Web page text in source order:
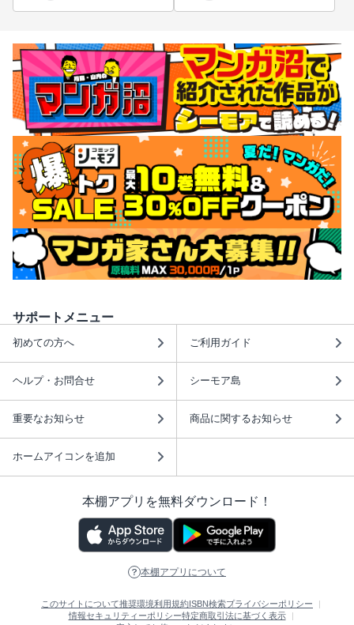
サポートメニュー
初めての方へ ご利用ガイド
ヘルプ・お問合せ シーモア島
重要なお知らせ 商品に関するお知らせ
ホームアイコンを追加
本棚アプリを無料ダウンロード！
本棚アプリについて
このサイトについて推奨環境利用規約 ISBN検索プライバシーポリシー
情報セキュリティーポリシー特定商取引法に基づく表示